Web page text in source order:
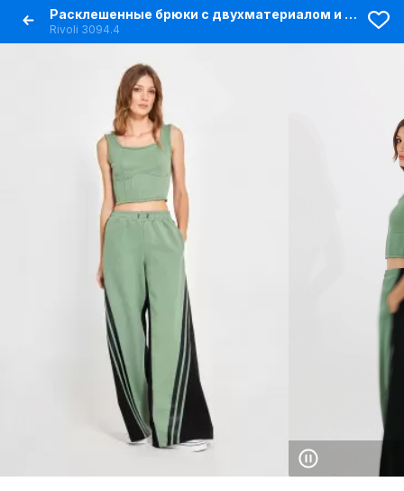
Расклешенные брюки с двухматериалом и декоративным шнурком
Rivoli 3094.4